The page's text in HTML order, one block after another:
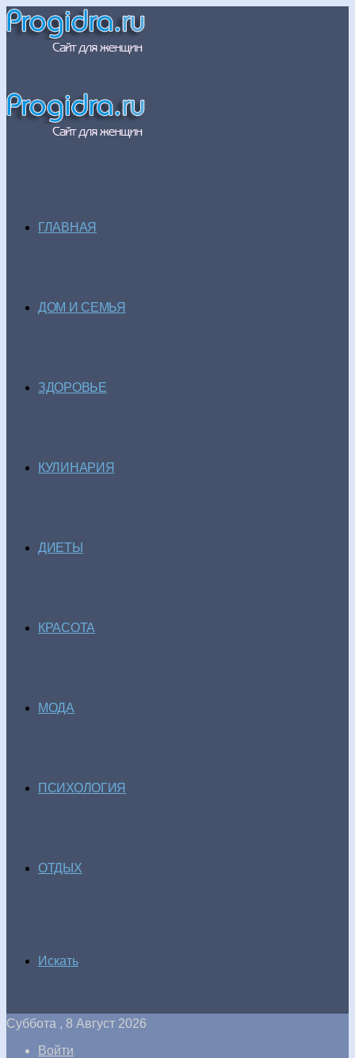
ГЛАВНАЯ
ДОМ И СЕМЬЯ
ЗДОРОВЬЕ
КУЛИНАРИЯ
ДИЕТЫ
КРАСОТА
МОДА
ПСИХОЛОГИЯ
ОТДЫХ
Искать
Суббота , 8 Август 2026
Войти